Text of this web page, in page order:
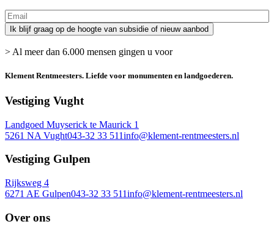
> Al meer dan 6.000 mensen gingen u voor
Klement Rentmeesters. Liefde voor monumenten en landgoederen.
Vestiging Vught
Landgoed Muyserick te Maurick 1
5261 NA Vught043-32 33 511info@klement-rentmeesters.nl
Vestiging Gulpen
Rijksweg 4
6271 AE Gulpen043-32 33 511info@klement-rentmeesters.nl
Over ons